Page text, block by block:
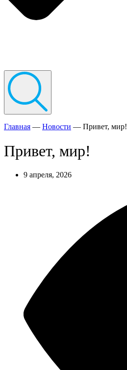
Главная — Новости — Привет, мир!
Привет, мир!
9 апреля, 2026